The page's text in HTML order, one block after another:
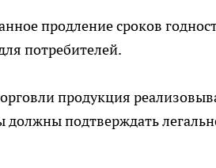
продление сроков
потребителей.
продукция
подтверждать